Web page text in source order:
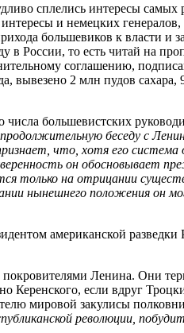
сплелись интересы
и немецких
большевиков к власти и
России, то есть читай на
соглашению,
2 млн пудов сахара,
большевистских
продолжительную беседу с
что, хотя его
он обосновывает
только на отрицании
нынешнего положения он
американской
покровителями Ленина. Они
если вдруг
мировой закулисы
революции,